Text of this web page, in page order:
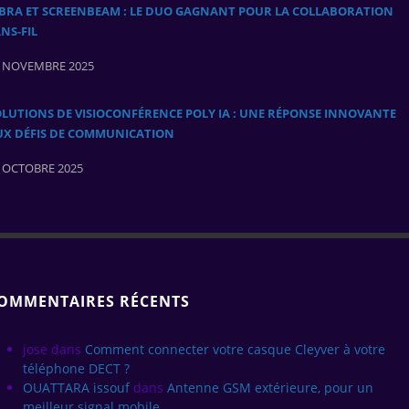
ET SCREENBEAM : LE DUO GAGNANT POUR LA COLLABORATION
2025
DE VISIOCONFÉRENCE POLY IA : UNE RÉPONSE INNOVANTE
DÉFIS DE COMMUNICATION
2025
RÉCENTS
jose dans Comment connecter votre casque Cleyver à votre
téléphone DECT ?
OUATTARA issouf dans Antenne GSM extérieure, pour un